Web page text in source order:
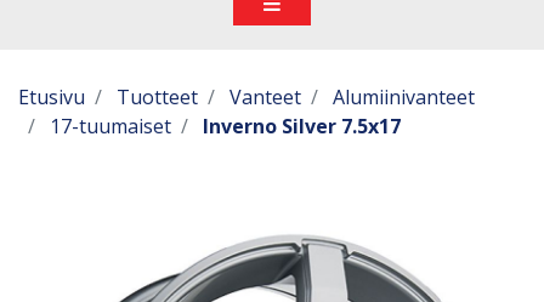
Etusivu Tuotteet Vanteet
Alumiinivanteet
17-tuumaiset
Inverno Silver 7.5x17